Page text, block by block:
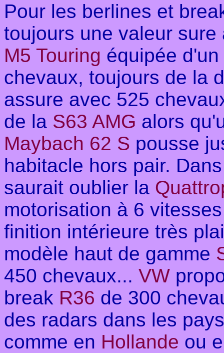
Pour les berlines et
toujours une valeur
M5 Touring équipée
chevaux, toujours de la
assure avec 525
de la S63 AMG alors
Maybach 62 S pousse
habitacle hors pair.
saurait oublier la
motorisation à 6
finition intérieure très
modèle haut de gamme
450 chevaux... VW
break R36 de 300
des radars dans les
comme en Hollande ou